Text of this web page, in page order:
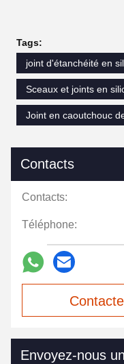
Tags:
joint d'étanchéité en
Sceaux et joints en
Joint en caoutchouc
Contacts
Contacts:
Téléphone:
Envoyez-nous